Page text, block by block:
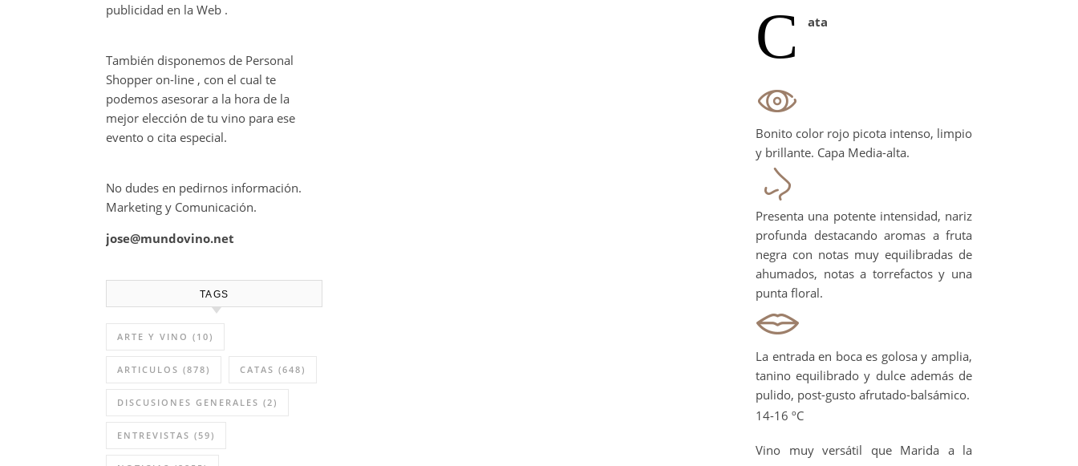
publicidad en la Web .
También disponemos de Personal
Shopper on-line , con el cual te
podemos asesorar a la hora de la
mejor elección de tu vino para ese
evento o cita especial.
No dudes en pedirnos información.
Marketing y Comunicación.
jose@mundovino.net
TAGS
ARTE Y VINO (10)
ARTICULOS (878) CATAS (648)
DISCUSIONES GENERALES (2)
ENTREVISTAS (59)
C ata
Bonito color rojo picota intenso, limpio
y brillante. Capa Media-alta.
Presenta una potente intensidad, nariz
profunda destacando aromas a fruta
negra con notas muy equilibradas de
ahumados, notas a torrefactos y una
punta floral.
La entrada en boca es golosa y amplia,
tanino equilibrado y dulce además de
pulido, post-gusto afrutado-balsámico.
14-16 ºC
Vino muy versátil que Marida a la